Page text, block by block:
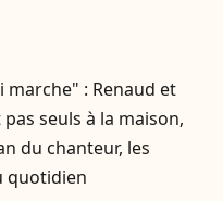
marche" : Renaud et
seuls à la maison,
du chanteur, les
quotidien